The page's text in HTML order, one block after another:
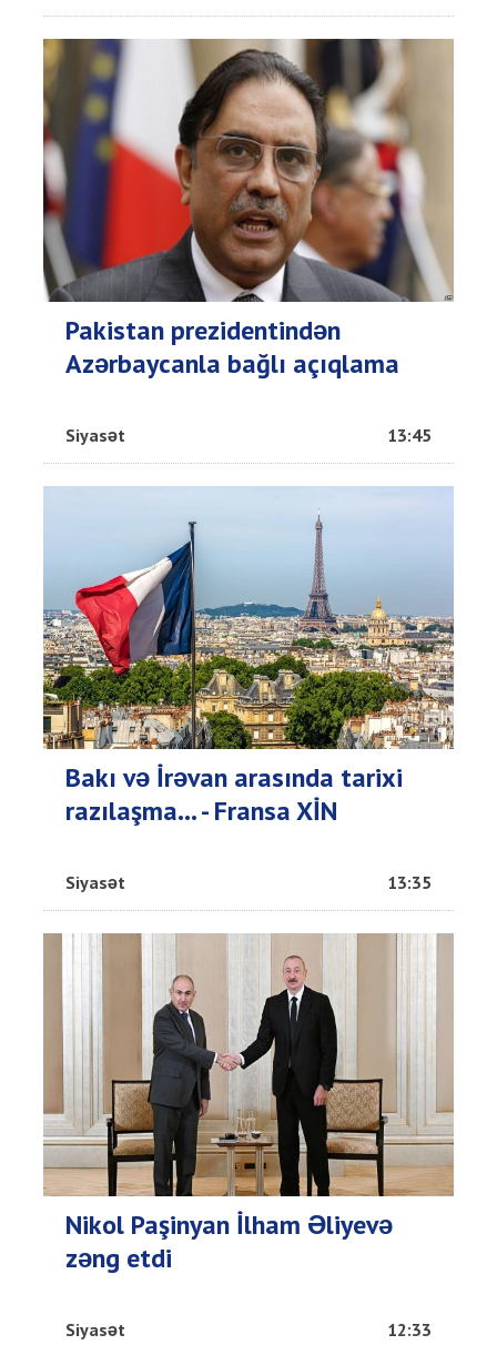
Pakistan prezidentindən
Azərbaycanla bağlı açıqlama
Siyasət 13:45
Bakı və İrəvan arasında tarixi
razılaşma... - Fransa XİN
Siyasət 13:35
Nikol Paşinyan İlham Əliyevə
zəng etdi
Siyasət 12:33